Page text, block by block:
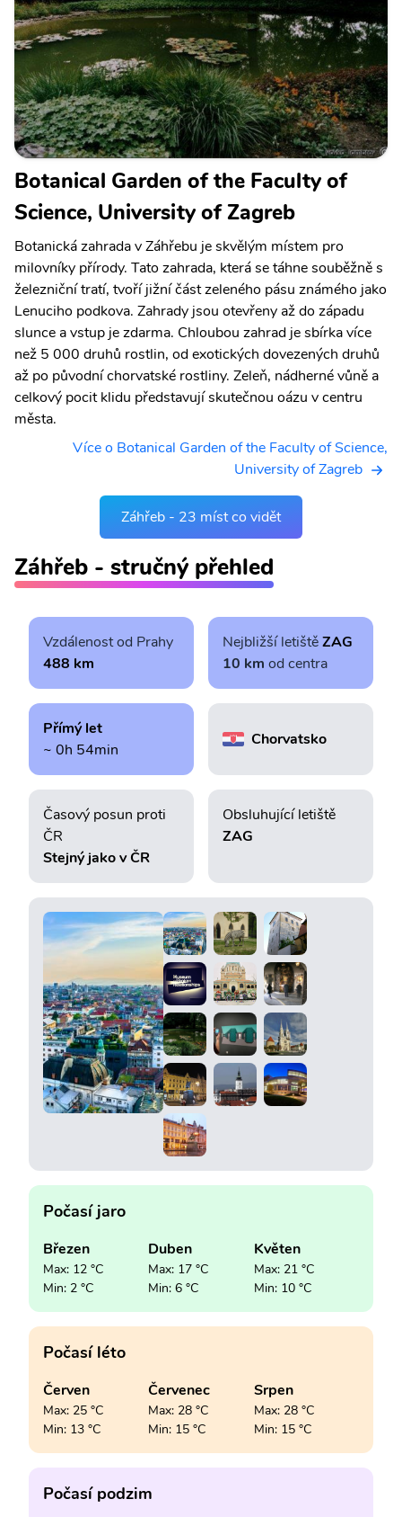
Botanical Garden of the Faculty of
Science, University of Zagreb
Botanická zahrada v Záhřebu je skvělým místem pro
milovníky přírody. Tato zahrada, která se táhne souběžně s
železniční tratí, tvoří jižní část zeleného pásu známého jako
Lenuciho podkova. Zahrady jsou otevřeny až do západu
slunce a vstup je zdarma. Chloubou zahrad je sbírka více
než 5 000 druhů rostlin, od exotických dovezených druhů
až po původní chorvatské rostliny. Zeleň, nádherné vůně a
celkový pocit klidu představují skutečnou oázu v centru
města.
Více o Botanical Garden of the Faculty of Science,
University of Zagreb
Záhřeb - 23 míst co vidět
Záhřeb - stručný přehled
Vzdálenost od Prahy
488 km
Nejbližší letištěZAG
10 km od centra
Přímý let
~ 0h 54min
Chorvatsko
Časový posun proti
ČR
Stejný jako v ČR
Obsluhující letiště
ZAG
Počasí jaro
Březen
Max: 12 °C
Min: 2 °C
Duben
Max: 17 °C
Min: 6 °C
Květen
Max: 21 °C
Min: 10 °C
Počasí léto
Červen
Max: 25 °C
Min: 13 °C
Červenec
Max: 28 °C
Min: 15 °C
Srpen
Max: 28 °C
Min: 15 °C
Počasí podzim